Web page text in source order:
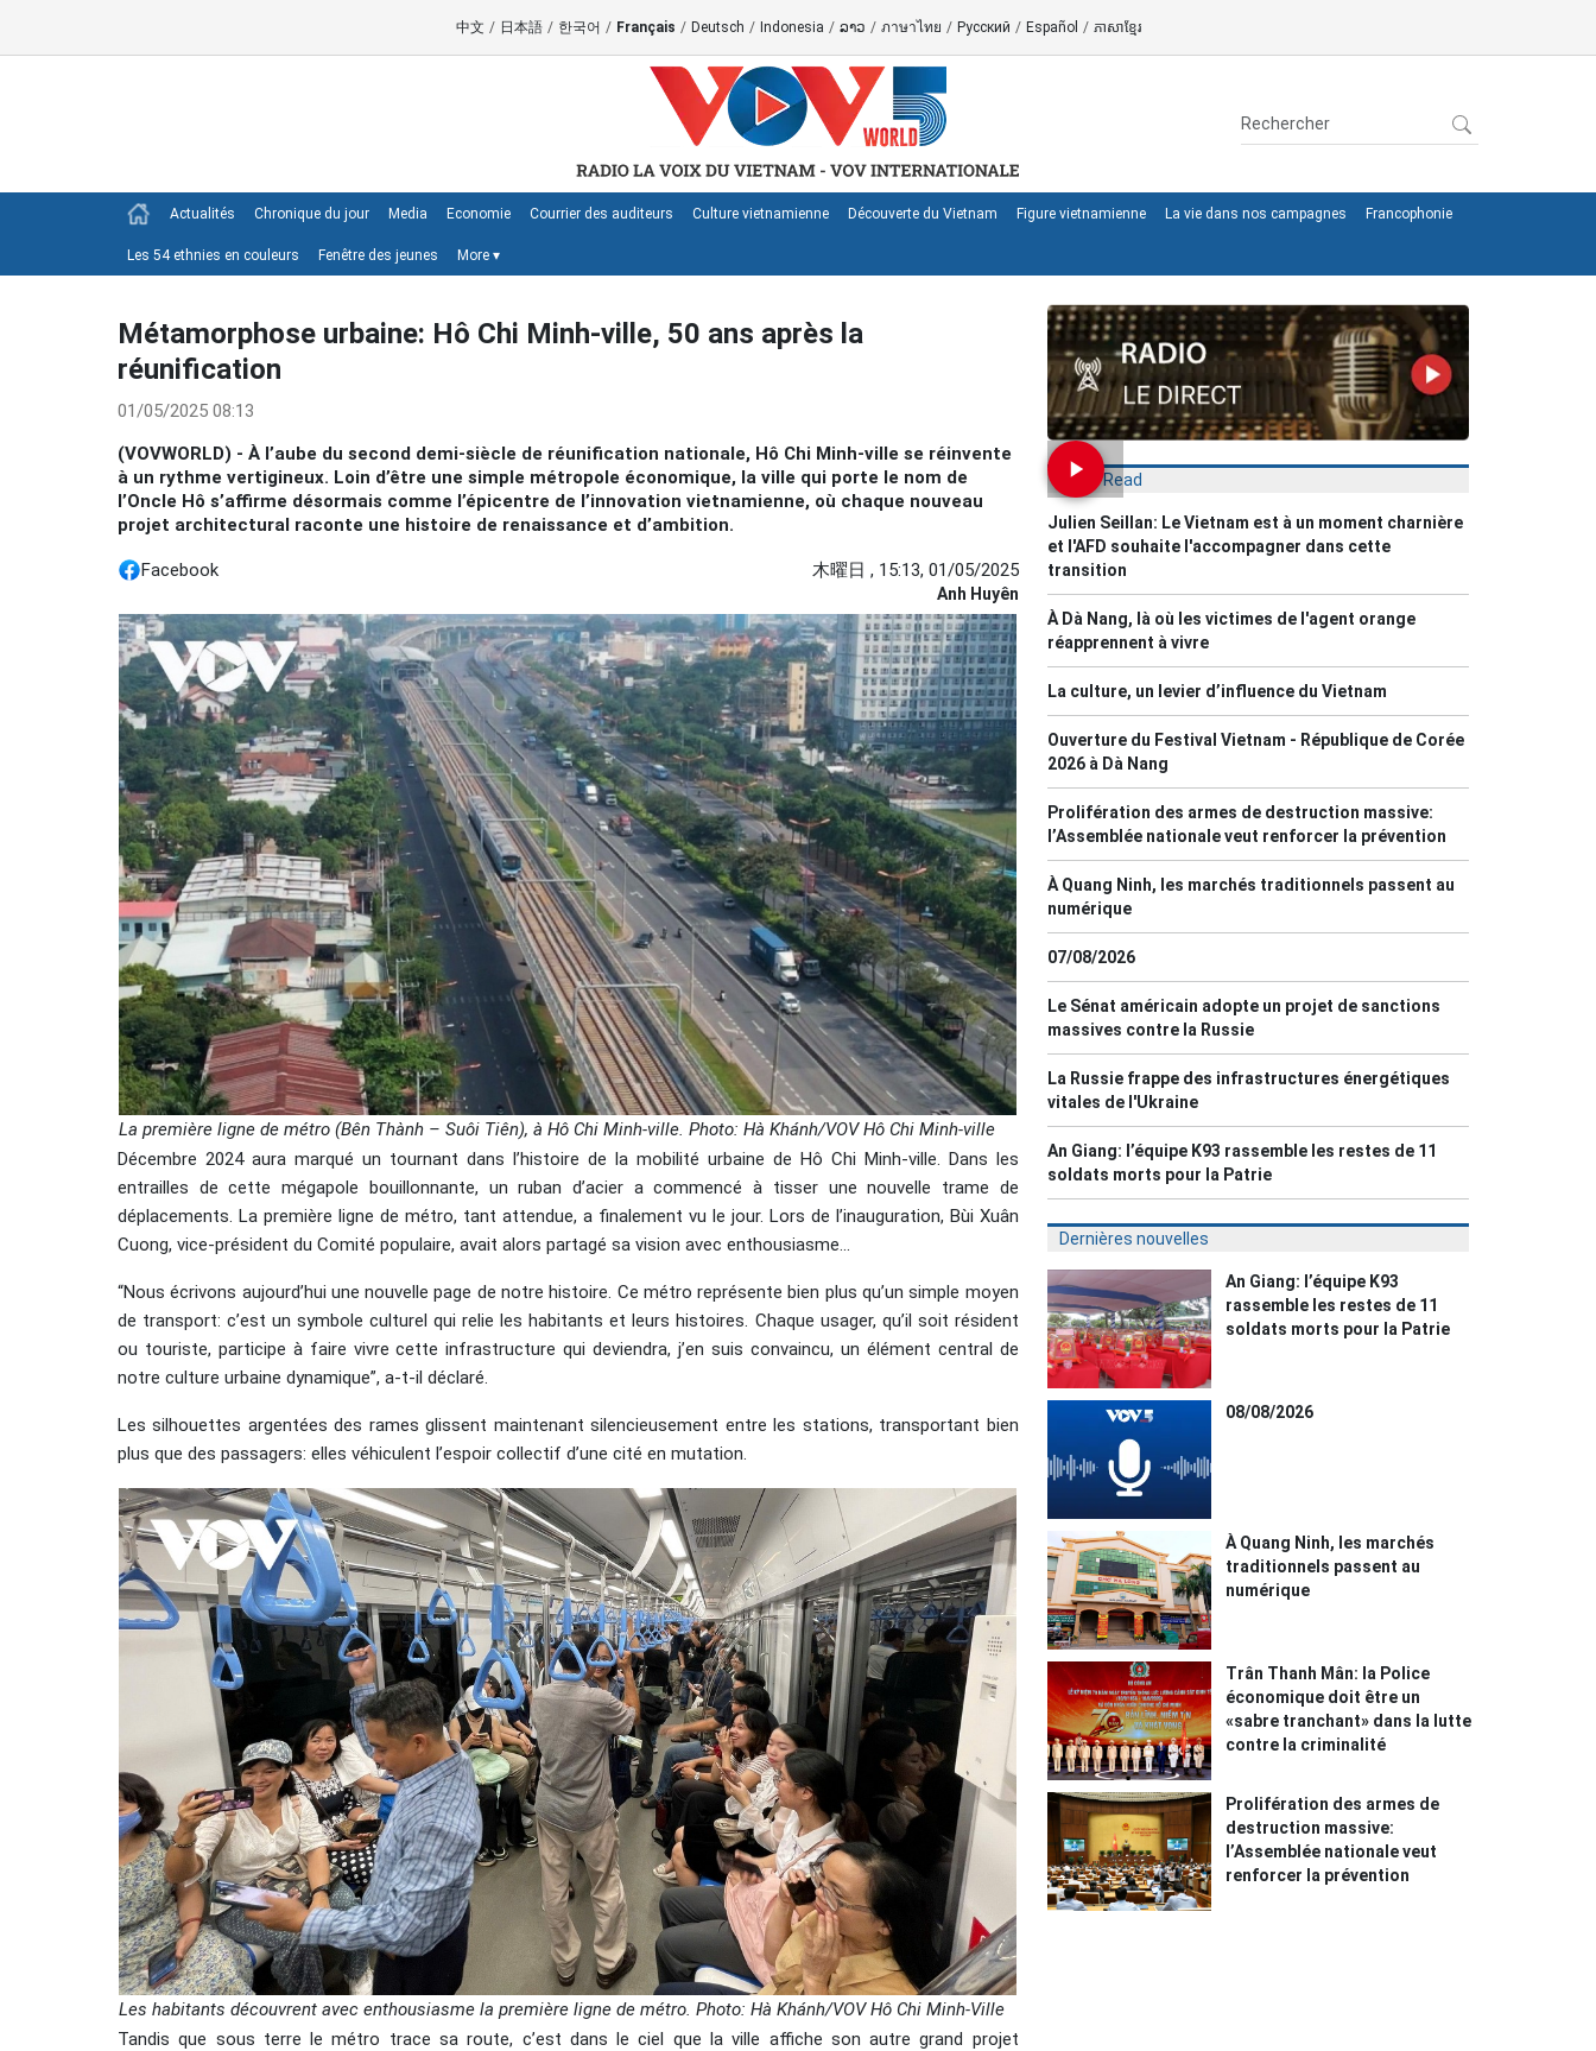
中文 / 日本語 / 한국어 / Français / Deutsch / Indonesia / ລາວ / ภาษาไทย / Русский / Español / ភាសាខ្មែរ
Actualités Chronique du jour Media Economie Courrier des auditeurs Culture vietnamienne Découverte du Vietnam Figure vietnamienne La vie dans nos campagnes Francophonie
Les 54 ethnies en couleurs Fenêtre des jeunes More ▾
Métamorphose urbaine: Hô Chi Minh-ville, 50 ans après la
réunification
01/05/2025 08:13
(VOVWORLD) - À l’aube du second demi-siècle de réunification nationale, Hô Chi Minh-ville se réinvente
à un rythme vertigineux. Loin d’être une simple métropole économique, la ville qui porte le nom de
l’Oncle Hô s’affirme désormais comme l’épicentre de l’innovation vietnamienne, où chaque nouveau
projet architectural raconte une histoire de renaissance et d’ambition.
Facebook 木曜日 , 15:13, 01/05/2025
Anh Huyên
La première ligne de métro (Bên Thành – Suôi Tiên), à Hô Chi Minh-ville. Photo: Hà Khánh/VOV Hô Chi Minh-ville
Décembre 2024 aura marqué un tournant dans l’histoire de la mobilité urbaine de Hô Chi Minh-ville. Dans les
entrailles de cette mégapole bouillonnante, un ruban d’acier a commencé à tisser une nouvelle trame de
déplacements. La première ligne de métro, tant attendue, a finalement vu le jour. Lors de l’inauguration, Bùi Xuân
Cuong, vice-président du Comité populaire, avait alors partagé sa vision avec enthousiasme...
“Nous écrivons aujourd’hui une nouvelle page de notre histoire. Ce métro représente bien plus qu’un simple moyen
de transport: c’est un symbole culturel qui relie les habitants et leurs histoires. Chaque usager, qu’il soit résident
ou touriste, participe à faire vivre cette infrastructure qui deviendra, j’en suis convaincu, un élément central de
notre culture urbaine dynamique”, a-t-il déclaré.
Les silhouettes argentées des rames glissent maintenant silencieusement entre les stations, transportant bien
plus que des passagers: elles véhiculent l’espoir collectif d’une cité en mutation.
Les habitants découvrent avec enthousiasme la première ligne de métro. Photo: Hà Khánh/VOV Hô Chi Minh-Ville
Tandis que sous terre le métro trace sa route, c’est dans le ciel que la ville affiche son autre grand projet
Most Read
Julien Seillan: Le Vietnam est à un moment charnière
et l'AFD souhaite l'accompagner dans cette
transition
À Dà Nang, là où les victimes de l'agent orange
réapprennent à vivre
La culture, un levier d’influence du Vietnam
Ouverture du Festival Vietnam - République de Corée
2026 à Dà Nang
Prolifération des armes de destruction massive:
l’Assemblée nationale veut renforcer la prévention
À Quang Ninh, les marchés traditionnels passent au
numérique
07/08/2026
Le Sénat américain adopte un projet de sanctions
massives contre la Russie
La Russie frappe des infrastructures énergétiques
vitales de l'Ukraine
An Giang: l’équipe K93 rassemble les restes de 11
soldats morts pour la Patrie
Dernières nouvelles
An Giang: l’équipe K93
rassemble les restes de 11
soldats morts pour la Patrie
08/08/2026
À Quang Ninh, les marchés
traditionnels passent au
numérique
Trân Thanh Mân: la Police
économique doit être un
«sabre tranchant» dans la lutte
contre la criminalité
Prolifération des armes de
destruction massive:
l’Assemblée nationale veut
renforcer la prévention